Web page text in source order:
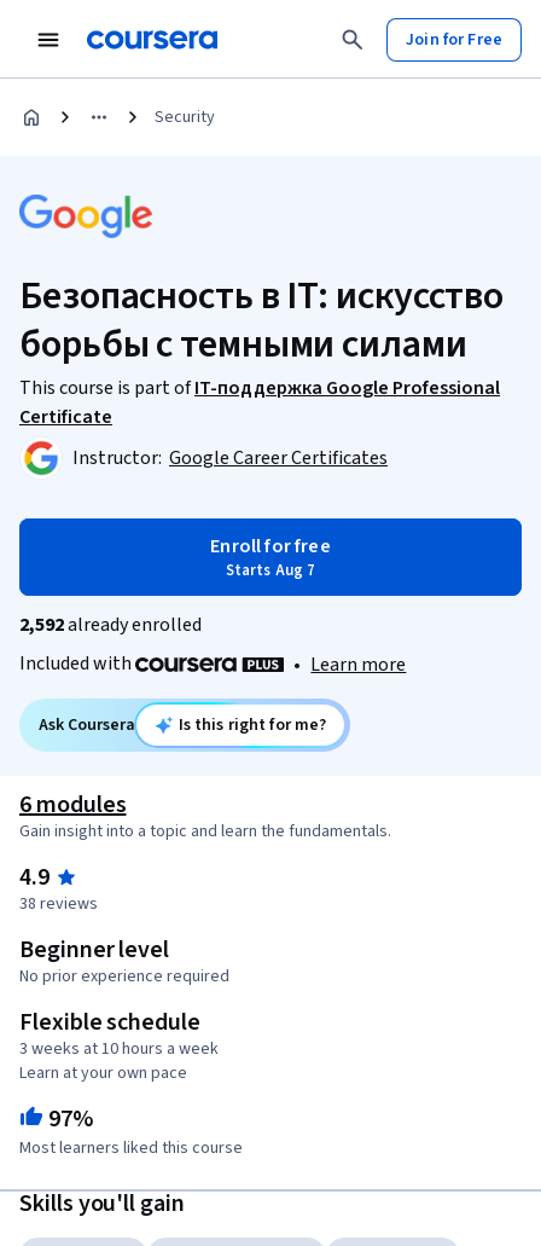
Join for Free
Security
Безопасность в IT: искусство
борьбы с темными силами
This course is part ofIT-поддержка Google Professional
Certificate
Instructor: Google Career Certificates
Enroll for free
Starts Aug 7
2,592already enrolled
Included with
• Learn more
Ask Coursera Is this right for me?
6 modules
Gain insight into a topic and learn the fundamentals.
4.9
38 reviews
Beginner level
No prior experience required
Flexible schedule
3 weeks at 10 hours a week
Learn at your own pace
97%
Most learners liked this course
Skills you'll gain